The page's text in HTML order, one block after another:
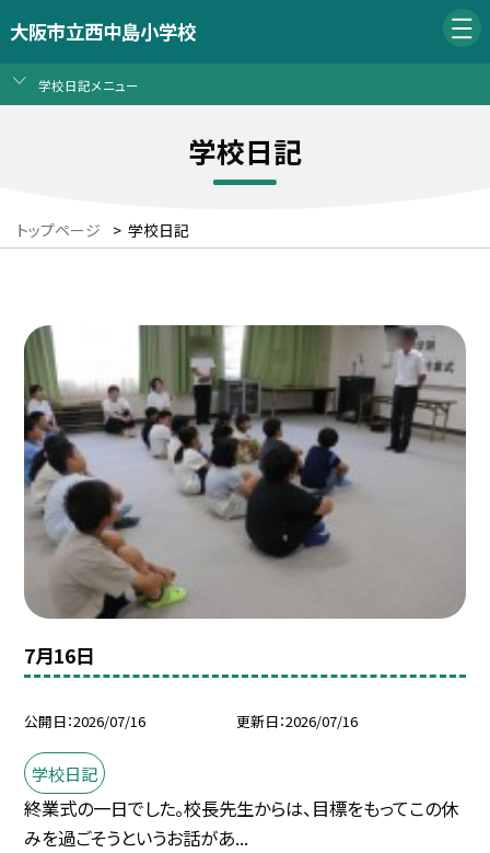
大阪市立西中島小学校
学校日記メニュー
学校日記
トップページ > 学校日記
7月16日
公開日 2026/07/16 更新日 2026/07/16
学校日記
終業式の一日でした。校長先生からは、目標をもってこの休
みを過ごそうというお話があ...